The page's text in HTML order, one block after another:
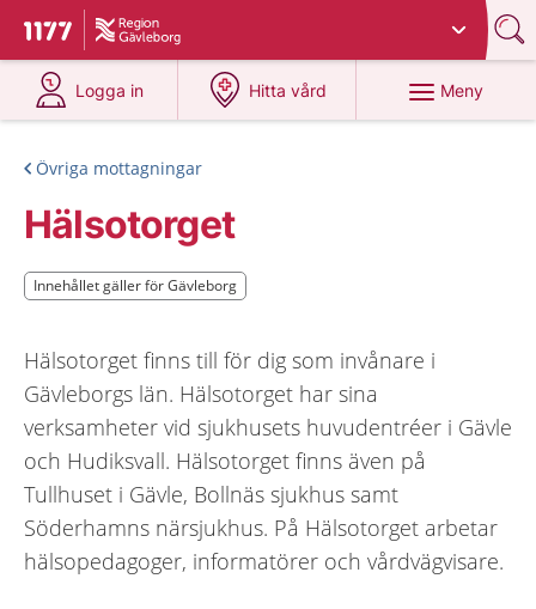
Till startsidan för 1177
Du har valt region
Logga in
på 1177.se
Hitta vård
på 1177.se
Meny
Övriga mottagningar
Hälsotorget
Innehållet gäller för Gävleborg
Innehållet gäller för Gävleborg
Hälsotorget finns till för dig som invånare i
Gävleborgs län. Hälsotorget har sina
verksamheter vid sjukhusets huvudentréer i Gävle
och Hudiksvall. Hälsotorget finns även på
Tullhuset i Gävle, Bollnäs sjukhus samt
Söderhamns närsjukhus. På Hälsotorget arbetar
hälsopedagoger, informatörer och vårdvägvisare.